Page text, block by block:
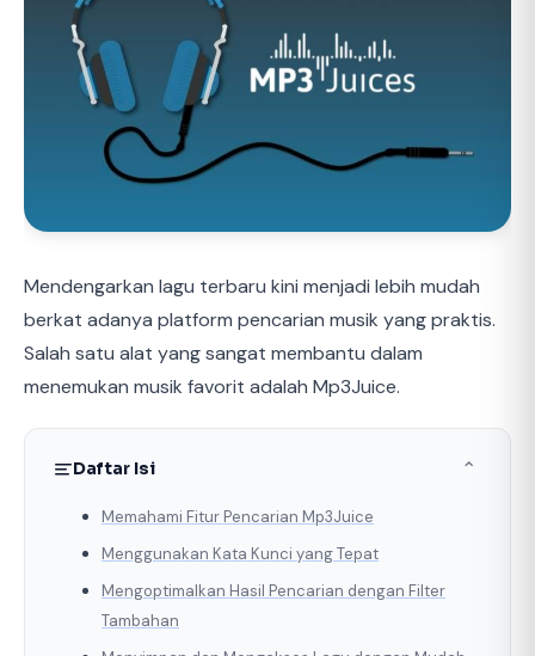
Mendengarkan lagu terbaru kini menjadi lebih mudah
berkat adanya platform pencarian musik yang praktis.
Salah satu alat yang sangat membantu dalam
menemukan musik favorit adalah Mp3Juice.
Daftar Isi ⌃
Memahami Fitur Pencarian Mp3Juice
Menggunakan Kata Kunci yang Tepat
Mengoptimalkan Hasil Pencarian dengan Filter
Tambahan